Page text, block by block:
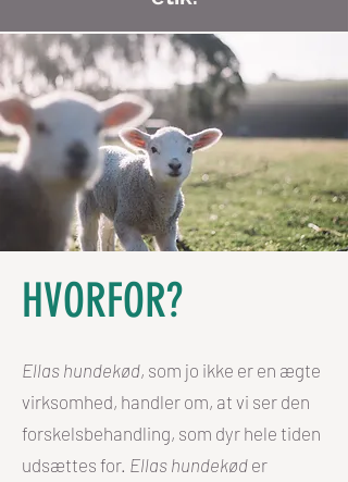
HVORFOR?
Ellas hundekød, som jo ikke er en ægte
virksomhed, handler om, at vi ser den
forskelsbehandling, som dyr hele tiden
udsættes for. Ellas hundekød er